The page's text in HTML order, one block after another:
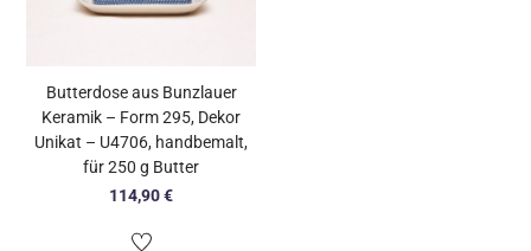
Butterdose aus Bunzlauer
Keramik – Form 295, Dekor
Unikat – U4706, handbemalt,
für 250 g Butter
114,90€